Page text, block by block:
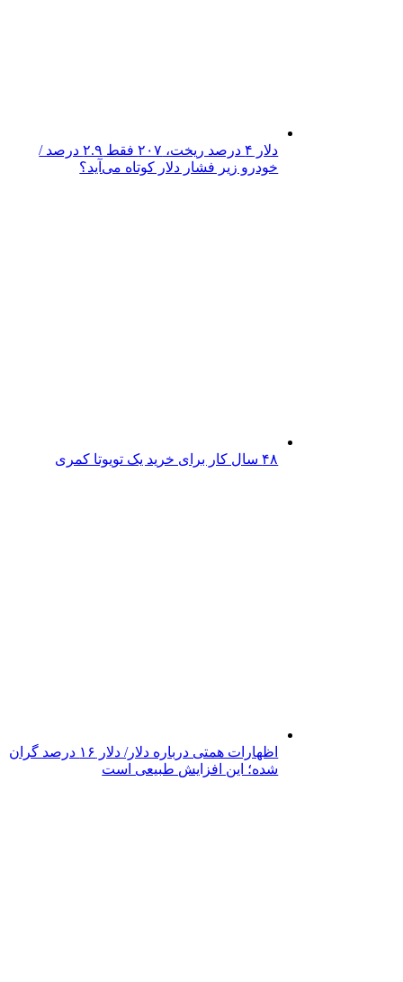
دلار ۴ درصد ریخت، ۲۰۷ فقط ۲.۹ درصد /
خودرو زیر فشار دلار کوتاه می‌آید؟
۴۸ سال کار برای خرید یک تویوتا کمری
اظهارات همتی درباره دلار/ دلار ۱۶ درصد گران
شده؛ این افزایش طبیعی است